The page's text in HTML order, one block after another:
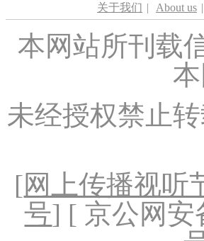
关于我们 | About us |
本网站所刊载
未经授权禁止
[网上传播视听
号] [ 京公网安